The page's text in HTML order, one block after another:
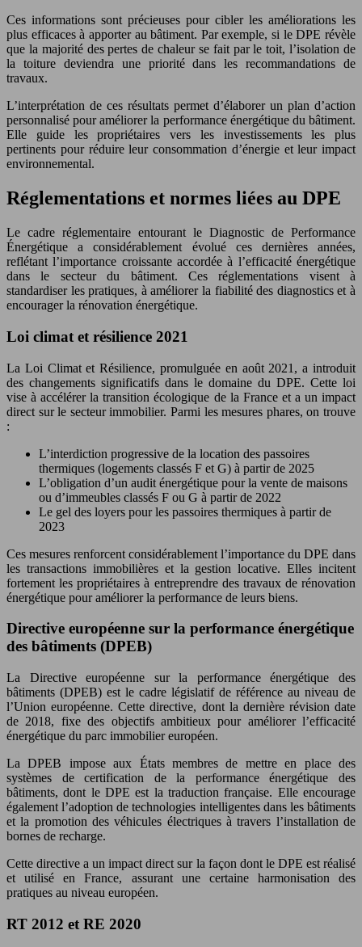
Ces informations sont précieuses pour cibler les améliorations les
plus efficaces à apporter au bâtiment. Par exemple, si le DPE révèle
que la majorité des pertes de chaleur se fait par le toit, l’isolation de
la toiture deviendra une priorité dans les recommandations de
travaux.
L’interprétation de ces résultats permet d’élaborer un plan d’action
personnalisé pour améliorer la performance énergétique du bâtiment.
Elle guide les propriétaires vers les investissements les plus
pertinents pour réduire leur consommation d’énergie et leur impact
environnemental.
Réglementations et normes liées au DPE
Le cadre réglementaire entourant le Diagnostic de Performance
Énergétique a considérablement évolué ces dernières années,
reflétant l’importance croissante accordée à l’efficacité énergétique
dans le secteur du bâtiment. Ces réglementations visent à
standardiser les pratiques, à améliorer la fiabilité des diagnostics et à
encourager la rénovation énergétique.
Loi climat et résilience 2021
La Loi Climat et Résilience, promulguée en août 2021, a introduit
des changements significatifs dans le domaine du DPE. Cette loi
vise à accélérer la transition écologique de la France et a un impact
direct sur le secteur immobilier. Parmi les mesures phares, on trouve
:
L’interdiction progressive de la location des passoires
thermiques (logements classés F et G) à partir de 2025
L’obligation d’un audit énergétique pour la vente de maisons
ou d’immeubles classés F ou G à partir de 2022
Le gel des loyers pour les passoires thermiques à partir de
2023
Ces mesures renforcent considérablement l’importance du DPE dans
les transactions immobilières et la gestion locative. Elles incitent
fortement les propriétaires à entreprendre des travaux de rénovation
énergétique pour améliorer la performance de leurs biens.
Directive européenne sur la performance énergétique
des bâtiments (DPEB)
La Directive européenne sur la performance énergétique des
bâtiments (DPEB) est le cadre législatif de référence au niveau de
l’Union européenne. Cette directive, dont la dernière révision date
de 2018, fixe des objectifs ambitieux pour améliorer l’efficacité
énergétique du parc immobilier européen.
La DPEB impose aux États membres de mettre en place des
systèmes de certification de la performance énergétique des
bâtiments, dont le DPE est la traduction française. Elle encourage
également l’adoption de technologies intelligentes dans les bâtiments
et la promotion des véhicules électriques à travers l’installation de
bornes de recharge.
Cette directive a un impact direct sur la façon dont le DPE est réalisé
et utilisé en France, assurant une certaine harmonisation des
pratiques au niveau européen.
RT 2012 et RE 2020